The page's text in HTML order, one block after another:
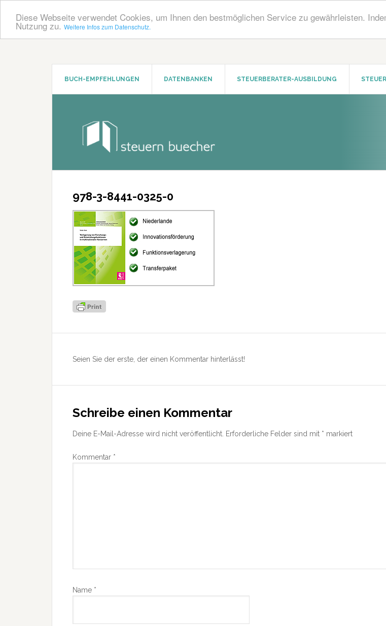
Diese Webseite verwendet Cookies, um Ihnen den bestmöglichen Service zu gewährleisten.
Nutzung zu. Weitere Infos zum Datenschutz.
Zum
Zur
BUCH-EMPFEHLUNGEN DATENBANKEN STEUERBERATER-AUSBILDUNG
978-3-8441-0325-0
Interaktionen
Seien Sie der erste, der einen Kommentar hinterlässt!
Schreibe einen Kommentar
Deine E-Mail-Adresse wird nicht veröffentlicht. Erforderliche Felder sind mit * markiert
Kommentar *
Name *